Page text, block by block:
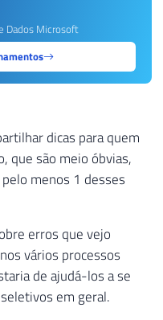
Dados Microsoft
dicas para quem
que são meio óbvias,
menos 1 desses
erros que vejo
vários processos
de ajudá-los a se
em geral.